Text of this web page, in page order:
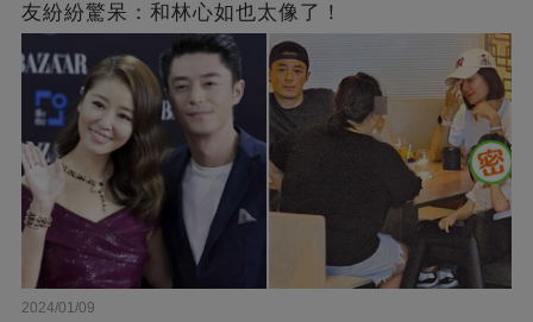
友紛紛驚呆：和林心如也太像了！
2024/01/09